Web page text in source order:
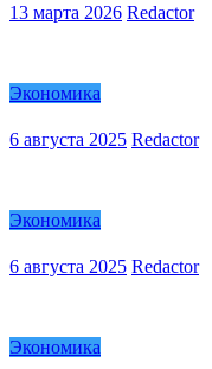
13 марта 2026 Redactor
Экономика
6 августа 2025 Redactor
Экономика
6 августа 2025 Redactor
Экономика